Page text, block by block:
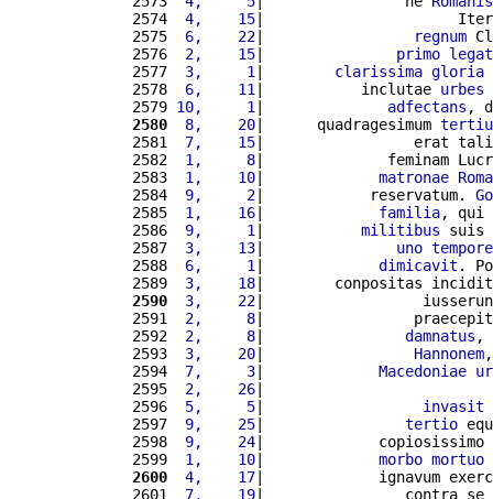
2574
4,    15|
2575
6,    22| regnum
2576
2,    15| primo
2577
3,     1 | clarissima gloria
2578
6,    11 |           inclutae urbes
2579 10,     1 | adfectans ,
2580
8,    20|      quadragesimum
2581
7,    15|                 erat
2582
1,     8|              feminam
2583
1,    10| matronae
2584
9,     2|            reservatum.
2585
1,    16| familia, qui
2586
9,     1 | militibus suis
2587
3,    13| uno tempore
2588
6,     1 | dimicavit .
2589
3,    18|        conpositas
2590
3,    22|
2591
2,     8|                 praecepit,
2592
2,     8| damnatus ,
2593
3,    20| Hannonem
2594
7,     3| Macedoniae
2595
2,    26
2596
5,     5| invasit
2597
9,    25| tertio
2598
9,    24|             copiosissimo
2599
1,    10| morbo mortuo
2600
4,    17|             ignavum
2601
7,    19|                contra se